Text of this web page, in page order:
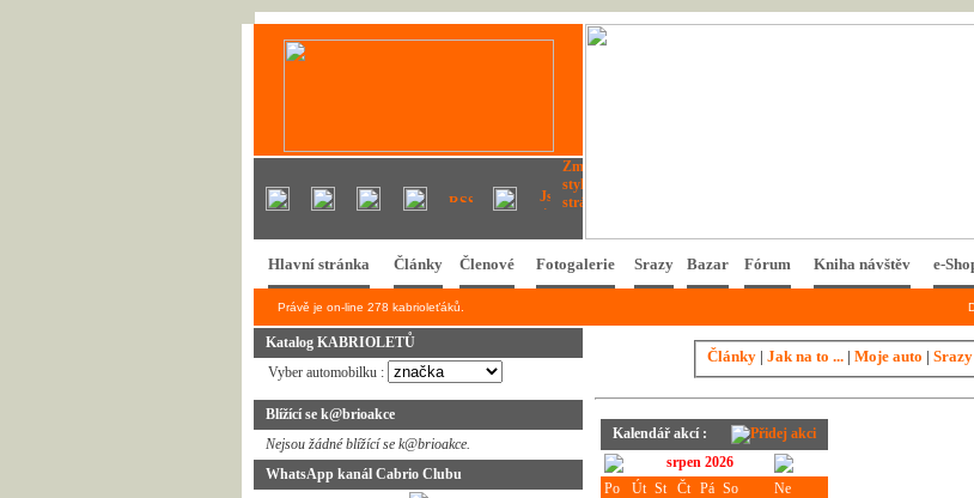
Hlavní stránka Články Členové Fotogalerie Srazy Bazar Fórum Kniha návštěv e-
Právě je on-line 278 kabrioleťáků.
Katalog KABRIOLETŮ
Vyber automobilku :
Blížící se k@brioakce
Nejsou žádné blížící se k@brioakce.
WhatsApp kanál Cabrio Clubu
Články | Jak na to ... | Moje auto | Srazy
Kalendář akcí :
srpen 2026
Po
Út St Čt Pá So
Ne